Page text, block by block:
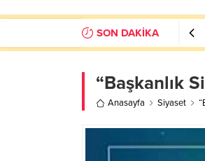
SON DAKİKA
“Başkanlık
Anasayfa Siyaset